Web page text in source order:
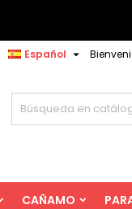
Español 
CAÑAMO